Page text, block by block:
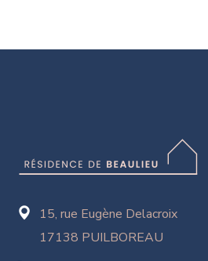
15, rue Eugène Delacroix
17138 PUILBOREAU